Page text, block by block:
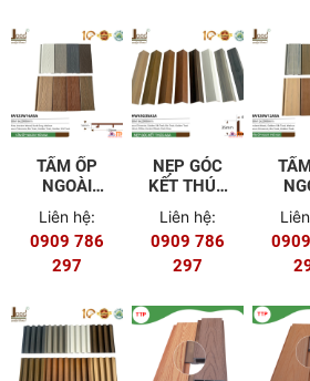
TẤM ỐP
NGOÀI
TRỜI
HW123W16ASA
Liên hệ:
0909 786
297
NẸP GÓC
KẾT THÚC
HW45G35ASA
Liên hệ:
0909 786
297